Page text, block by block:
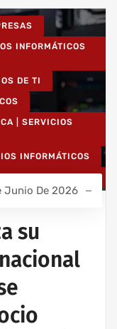
INFORMÁTICOS
DE TI
| SERVICIOS
INFORMÁTICOS
Junio De 2026
su